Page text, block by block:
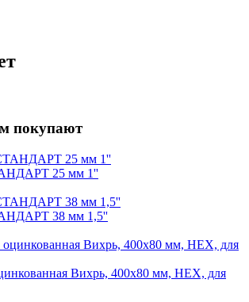
покупают
25 мм 1''
38 мм 1,5''
Вихрь, 400х80 мм, НЕХ, для